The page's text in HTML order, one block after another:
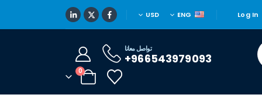
Log In
ENG
USD
تواصل معانا
966543979093+
0